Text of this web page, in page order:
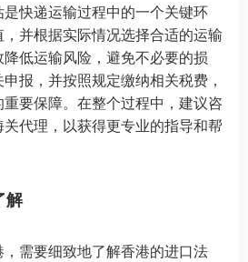
是快递运输过程中的一个关键环
，并根据实际情况选择合适的运输
低运输风险，避免不必要的损
报，并按照规定缴纳相关税费，
要保障。在整个过程中，建议咨
代理，以获得更专业的指导和帮
解
需要细致地了解香港的进口法